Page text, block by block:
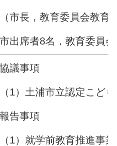
（市長，教育委員会教
市出席者8名，教育委員
協議事項
（1）土浦市立認定こど
報告事項
（1）就学前教育推進事